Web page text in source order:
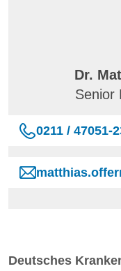
Dr.
Senior
0211 / 47051-
Deutsches